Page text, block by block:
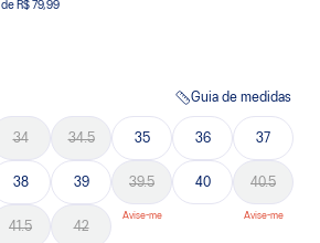
de R$ 79,99
Guia de medidas
34 34.5 35 36 37
38 39 39.5 40 40.5
41.5 42